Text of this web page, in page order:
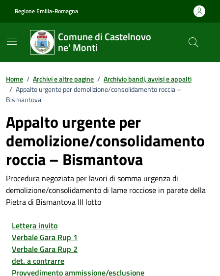
Regione Emilia-Romagna
Comune di Castelnovo
ne' Monti
Home / Archivi e altre pagine / Archivio bandi, avvisi e appalti
/ Appalto urgente per demolizione/consolidamento roccia –
Bismantova
Appalto urgente per
demolizione/consolidamento
roccia – Bismantova
Procedura negoziata per lavori di somma urgenza di
demolizione/consolidamento di lame rocciose in parete della
Pietra di Bismantova III lotto
Lettera invito
Verbale Gara Rup 1
Verbale Gara Rup 2
det. a contrarre
Provvedimento ammissione/esclusione